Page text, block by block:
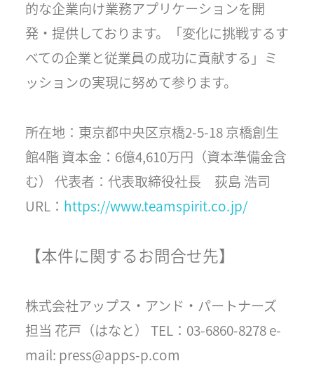
的な企業向け業務アプリケーションを開
発・提供しております。「変化に挑戦するす
べての企業と従業員の成功に貢献する」ミ
ッションの実現に努めて参ります。
所在地：東京都中央区京橋2-5-18 京橋創生
館4階 資本金：6億4,610万円（資本準備金含
む） 代表者：代表取締役社長 荻島 浩司
URL： https://www.teamspirit.co.jp/
【本件に関するお問合せ先】
株式会社アップス・アンド・パートナーズ
担当 花戸（はなと） TEL：03-6860-8278 e-
mail: press@apps-p.com